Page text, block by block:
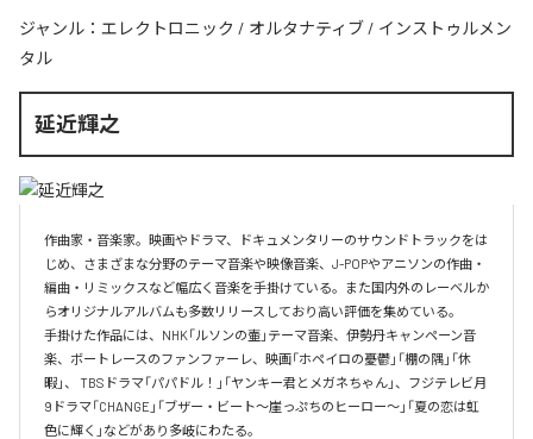
ジャンル： エレクトロニック / オルタナティブ / インストゥルメン
タル
延近輝之
作曲家・音楽家。映画やドラマ、ドキュメンタリーのサウンドトラックをは
じめ、さまざまな分野のテーマ音楽や映像音楽、J-POPやアニソンの作曲・
編曲・リミックスなど幅広く音楽を手掛けている。また国内外のレーベルか
らオリジナルアルバムも多数リリースしており高い評価を集めている。
手掛けた作品には、NHK「ルソンの壷」テーマ音楽、伊勢丹キャンペーン音
楽、ボートレースのファンファーレ、映画「ホペイロの憂鬱」「棚の隅」「休
暇」、 TBSドラマ「パパドル！」「ヤンキー君とメガネちゃん」、フジテレビ月
9ドラマ「CHANGE」「ブザー・ビート～崖っぷちのヒーロー～」「夏の恋は虹
色に輝く」などがあり多岐にわたる。